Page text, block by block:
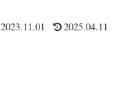
2023.11.01 2025.04.11